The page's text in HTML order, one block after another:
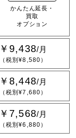
かんたん延長・
買取
オプション
￥9,438/月
（税別¥8,580）
￥8,448/月
（税別¥7,680）
￥7,568/月
（税別¥6,880）